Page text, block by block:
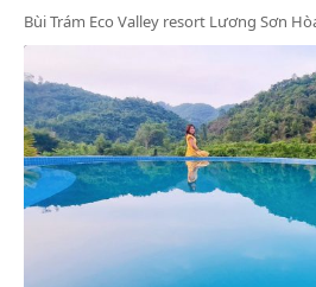
Bùi Trám Eco Valley resort Lương Sơn